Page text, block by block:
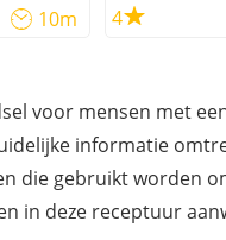
10m
4
voor mensen met
informatie
die gebruikt worden
in deze receptuur